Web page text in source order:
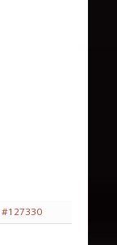
#127330